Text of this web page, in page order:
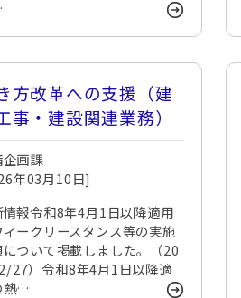
方改革への支援（建
事・建設関連業務）
画課
年03月10日]
情報令和8年4月1日以降適用
ィークリースタンス等の実施
について掲載しました。（20
27）令和8年4月1日以降適
熱…